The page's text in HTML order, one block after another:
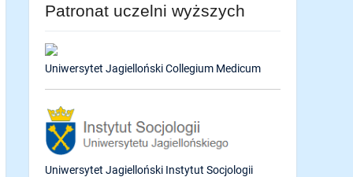
Patronat uczelni wyższych
Uniwersytet Jagielloński Collegium Medicum
Uniwersytet Jagielloński Instytut Socjologii